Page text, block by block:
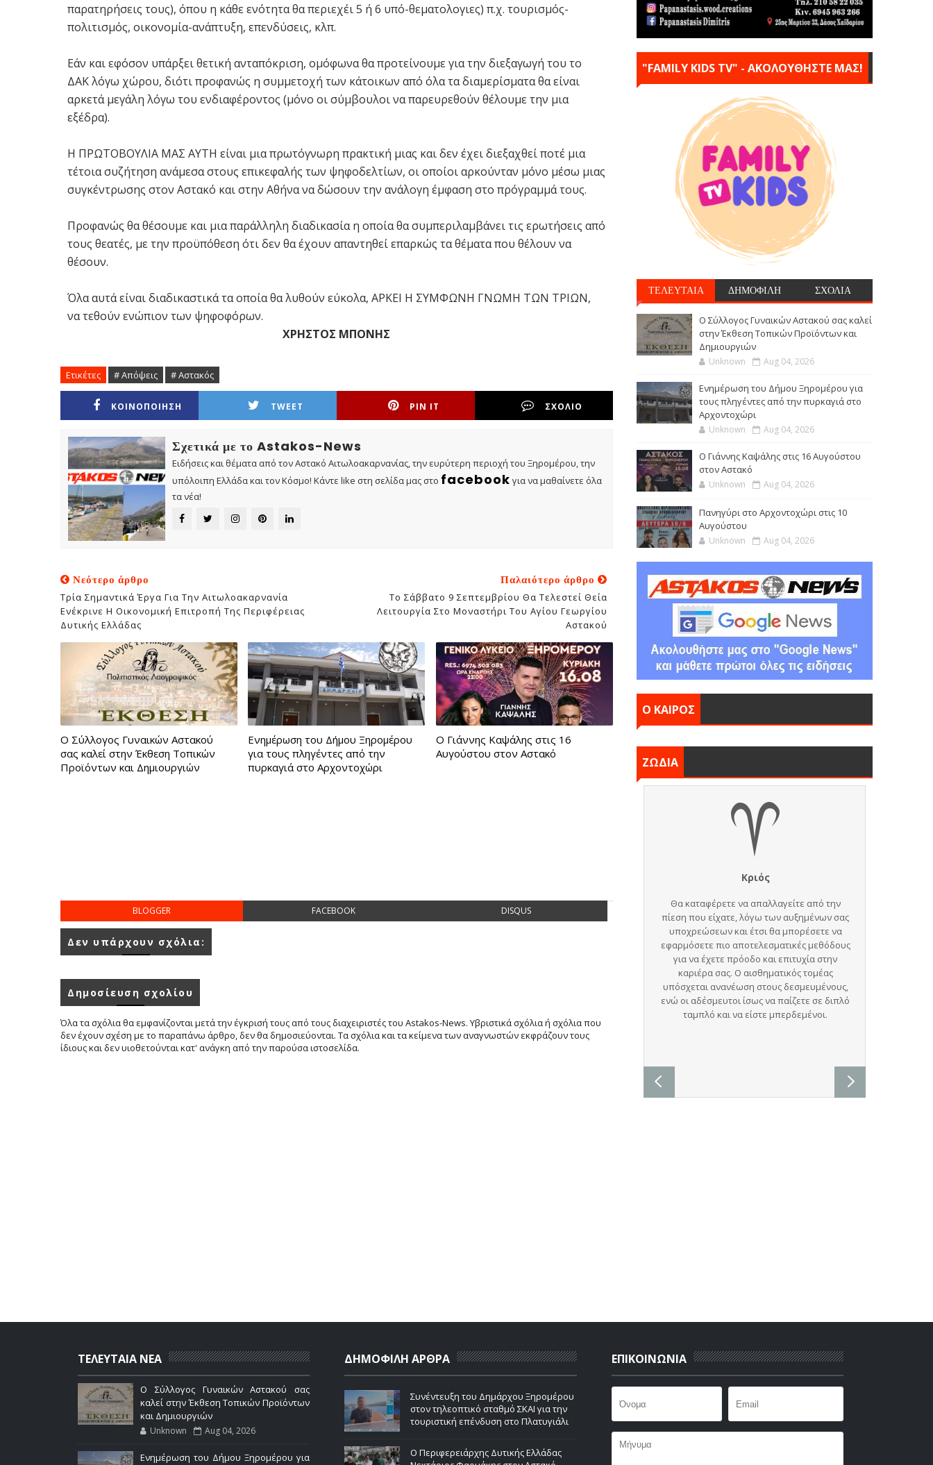
παρατηρήσεις τους), όπου η κάθε ενότητα θα περιεχέι 5 ή 6 υπό-θεματολογιες) π.χ. τουρισμός-
πολιτισμός, οικονομία-ανάπτυξη, επενδύσεις, κλπ.
Εάν και εφόσον υπάρξει θετική ανταπόκριση, ομόφωνα θα προτείνουμε για την διεξαγωγή του το
ΔΑΚ λόγω χώρου, διότι προφανώς η συμμετοχή των κάτοικων από όλα τα διαμερίσματα θα είναι
αρκετά μεγάλη λόγω του ενδιαφέροντος (μόνο οι σύμβουλοι να παρευρεθούν θέλουμε την μια
εξέδρα).
Η ΠΡΩΤΟΒΟΥΛΙΑ ΜΑΣ ΑΥΤΗ είναι μια πρωτόγνωρη πρακτική μιας και δεν έχει διεξαχθεί ποτέ μια
τέτοια συζήτηση ανάμεσα στους επικεφαλής των ψηφοδελτίων, οι οποίοι αρκούνταν μόνο μέσω μιας
συγκέντρωσης στον Αστακό και στην Αθήνα να δώσουν την ανάλογη έμφαση στο πρόγραμμά τους.
Προφανώς θα θέσουμε και μια παράλληλη διαδικασία η οποία θα συμπεριλαμβάνει τις ερωτήσεις από
τους θεατές, με την προϋπόθεση ότι δεν θα έχουν απαντηθεί επαρκώς τα θέματα που θέλουν να
θέσουν.
Όλα αυτά είναι διαδικαστικά τα οποία θα λυθούν εύκολα, ΑΡΚΕΙ Η ΣΥΜΦΩΝΗ ΓΝΩΜΗ ΤΩΝ ΤΡΙΩΝ,
να τεθούν ενώπιον των ψηφοφόρων.
ΧΡΗΣΤΟΣ ΜΠΟΝΗΣ
Ετικέτες # Απόψεις # Αστακός
ΚΟΙΝΟΠΟΙΗΣΗ TWEET PIN IT ΣΧΟΛΙΟ
Σχετικά με το Astakos-News
Ειδήσεις και θέματα από τον Αστακό Αιτωλοακαρνανίας, την ευρύτερη περιοχή του Ξηρομέρου, την
υπόλοιπη Ελλάδα και τον Κόσμο! Κάντε like στη σελίδα μας στο facebook για να μαθαίνετε όλα
τα νέα!
Νεότερο άρθρο
Τρία Σημαντικά Έργα Για Την Αιτωλοακαρνανία
Ενέκρινε Η Οικονομική Επιτροπή Της Περιφέρειας
Δυτικής Ελλάδας
Παλαιότερο άρθρο
Το Σάββατο 9 Σεπτεμβρίου Θα Τελεστεί Θεία
Λειτουργία Στο Μοναστήρι Του Αγίου Γεωργίου
Αστακού
Ο Σύλλογος Γυναικών Αστακού
σας καλεί στην Έκθεση Τοπικών
Προϊόντων και Δημιουργιών
Ενημέρωση του Δήμου Ξηρομέρου
για τους πληγέντες από την
πυρκαγιά στο Αρχοντοχώρι
Ο Γιάννης Καψάλης στις 16
Αυγούστου στον Αστακό
BLOGGER FACEBOOK DISQUS
Δεν υπάρχουν σχόλια:
Δημοσίευση σχολίου
Όλα τα σχόλια θα εμφανίζονται μετά την έγκρισή τους από τους διαχειριστές του Astakos-News. Υβριστικά σχόλια ή σχόλια που
δεν έχουν σχέση με το παραπάνω άρθρο, δεν θα δημοσιεύονται. Τα σχόλια και τα κείμενα των αναγνωστών εκφράζουν τους
ίδιους και δεν υιοθετούνται κατ' ανάγκη από την παρούσα ιστοσελίδα.
"FAMILY KIDS TV" - ΑΚΟΛΟΥΘΗΣΤΕ ΜΑΣ!
ΤΕΛΕΥΤΑΙΑ ΔΗΜΟΦΙΛΗ ΣΧΟΛΙΑ
Ο Σύλλογος Γυναικών Αστακού σας καλεί
στην Έκθεση Τοπικών Προϊόντων και
Δημιουργιών
Unknown Aug 04, 2026
Ενημέρωση του Δήμου Ξηρομέρου για
τους πληγέντες από την πυρκαγιά στο
Αρχοντοχώρι
Unknown Aug 04, 2026
Ο Γιάννης Καψάλης στις 16 Αυγούστου
στον Αστακό
Unknown Aug 04, 2026
Πανηγύρι στο Αρχοντοχώρι στις 10
Αυγούστου
Unknown Aug 04, 2026
Ο ΚΑΙΡΟΣ
ΖΩΔΙΑ
ΤΕΛΕΥΤΑΙΑ ΝΕΑ
Ο Σύλλογος Γυναικών Αστακού σας
καλεί στην Έκθεση Τοπικών Προϊόντων
και Δημιουργιών
Unknown Aug 04, 2026
Ενημέρωση του Δήμου Ξηρομέρου για
ΔΗΜΟΦΙΛΗ ΑΡΘΡΑ
Συνέντευξη του Δημάρχου Ξηρομέρου
στον τηλεοπτικό σταθμό ΣΚΑΙ για την
τουριστική επένδυση στο Πλατυγιάλι
Ο Περιφερειάρχης Δυτικής Ελλάδας
ΕΠΙΚΟΙΝΩΝΙΑ